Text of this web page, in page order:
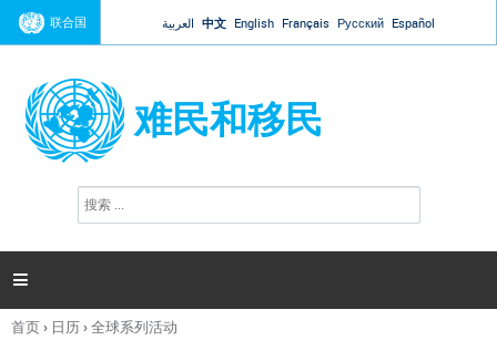
Jump to navigation
联合国 العربية 中文 English Français Русский Español
难民和移民
搜
索

你
首页› 日历›全球系列活动